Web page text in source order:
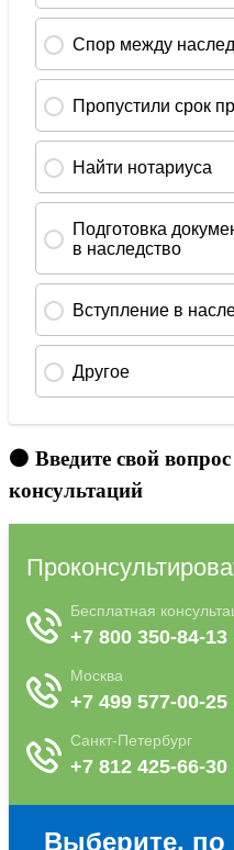
🟠 Введите свой
консультаций